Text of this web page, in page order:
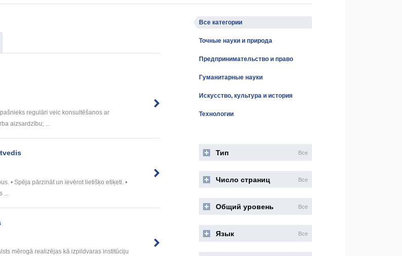
regulāri veic konsultēšanos ar
aizsardzību; ...
• Spēja pārzināt un ievērot lietišķo etiķeti. •
mērogā realizējas kā izpildvaras institūciju
Все категории
Точные науки и природа
Предпринимательство и право
Гуманитарные науки
Искусство, культура и история
Технологии
Тип Все
Число страниц Все
Общий уровень Все
Язык Все